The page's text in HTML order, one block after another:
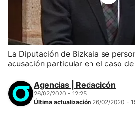
La Diputación de Bizkaia se
acusación particular en el caso
Agencias | Redacicón
26/02/2020 - 12:25
Última actualización 26/02/2020 -